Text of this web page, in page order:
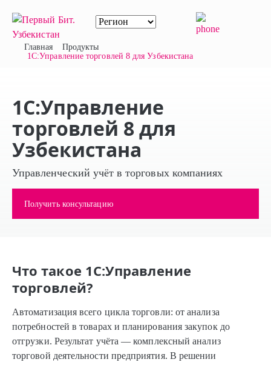
Главная
Продукты
1С:Управление торговлей 8 для Узбекистана
1С:Управление
торговлей 8 для
Узбекистана
Управленческий учёт в торговых компаниях
Получить консультацию
Что такое 1С:Управление
торговлей?
Автоматизация всего цикла торговли: от анализа
потребностей в товарах и планирования закупок до
отгрузки. Результат учёта — комплексный анализ
торговой деятельности предприятия. В решении